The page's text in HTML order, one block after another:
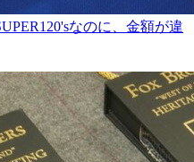
なのに、金額が違